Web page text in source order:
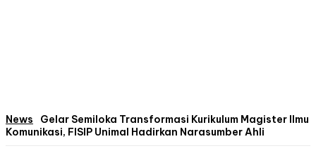
News
Gelar Semiloka Transformasi Kurikulum Magister Ilmu
Komunikasi, FISIP Unimal Hadirkan Narasumber Ahli